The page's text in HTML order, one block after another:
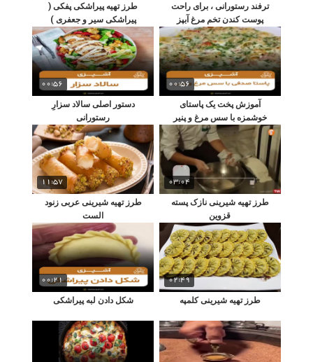
ترفند رستورانی ، برای راحت
پوست کندن تخم مرغ آبپز
طرز تهیه پیراشکی پفکی (
پیراشکی سیر و جعفری )
00:56
آموزش پخت یک پاستای
خوشمزه با سس مرغ و پنیر
00:56
دستور اصلی سالاد سزارِ
رستورانی
03:04
طرز تهیه شیرینی نازک پسته
قزوین
11:57
طرز تهیه شیرینی عربی زنود
الست
02:49
طرز تهیه شیرینی کلمپه
00:21
شکل دادن لبه پیراشکی